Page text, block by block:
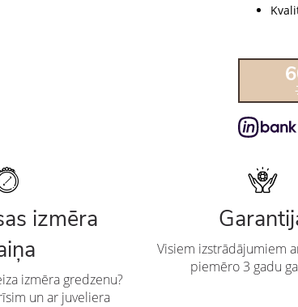
izmēra
izmēra gredzenu?
un ar juveliera
Visiem izstrādājumiem
piemēro 3 gadu